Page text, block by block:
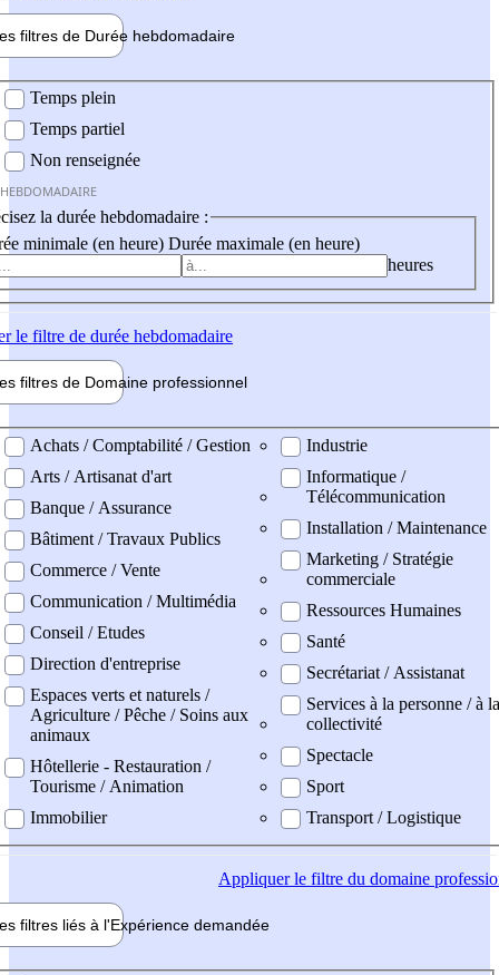
filtres de Durée hebdomadaire
Temps plein
Temps partiel
Non renseignée
la durée hebdomadaire :
minimale (en heure) Durée maximale (en heure)
heures
le filtre de durée hebdomadaire
filtres de Domaine professionnel
professionel
Achats / Comptabilité / Gestion
Arts / Artisanat d'art
Banque / Assurance
Bâtiment / Travaux Publics
Commerce / Vente
Communication / Multimédia
Conseil / Etudes
Direction d'entreprise
Espaces verts et naturels /
Agriculture / Pêche / Soins aux
animaux
Hôtellerie - Restauration /
Tourisme / Animation
Immobilier
Industrie
Informatique /
Télécommunication
Installation / Maintenance
Marketing / Stratégie
commerciale
Ressources Humaines
Santé
Secrétariat / Assistanat
Services à la personne / à la
collectivité
Spectacle
Sport
Transport / Logistique
Appliquerle filtre du domaine
filtres liés à l'Expérience demandée